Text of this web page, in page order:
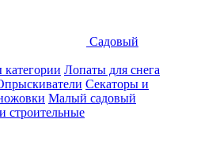
Садовый
категории Лопаты для снега
Секаторы и
Малый садовый
строительные